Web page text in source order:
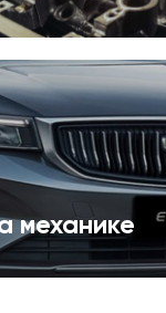
механике